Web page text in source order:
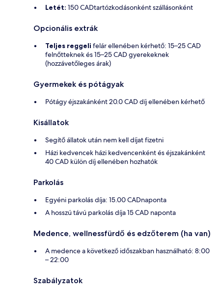
Letét: 150 CADtartózkodásonként szállásonként
Opcionális extrák
Teljes reggeli felár ellenében kérhető: 15–25 CAD
felnőtteknek és 15–25 CAD gyerekeknek
(hozzávetőleges árak)
Gyermekek és pótágyak
Pótágy éjszakánként 20.0 CAD díj ellenében kérhető
Kisállatok
Segítő állatok után nem kell díjat fizetni
Házi kedvencek házi kedvencenként és éjszakánként
40 CAD külön díj ellenében hozhatók
Parkolás
Egyéni parkolás díja: 15.00 CADnaponta
A hosszú távú parkolás díja 15 CAD naponta
Medence, wellnessfürdő és edzőterem (ha van)
A medence a következő időszakban használható: 8:00
– 22:00
Szabályzatok